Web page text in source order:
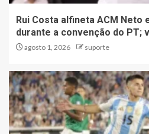
Rui Costa alfineta ACM Neto
durante a convenção do PT;
agosto 1, 2026 suporte